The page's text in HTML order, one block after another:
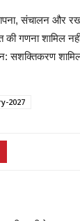
संचालन और
गणना शामिल
सशक्तिकरण
2027